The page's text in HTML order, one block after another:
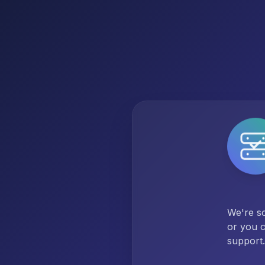
We're
or you
support.